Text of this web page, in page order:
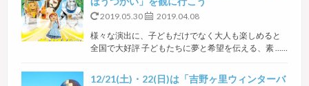
2019.05.30
2019.04.08
様々な演出に、子どもだけでなく大人も楽しめると
全国で大好評 子どもたちに夢と希望を伝える、素 ……
12/21(土)・22(日)は「吉野ヶ里ウィンターバ